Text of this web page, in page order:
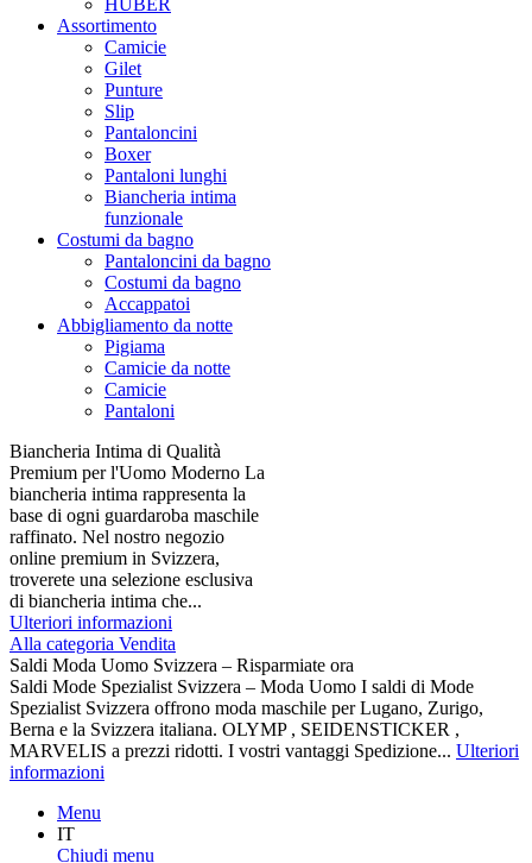
HUBER
Assortimento
Camicie
Gilet
Punture
Slip
Pantaloncini
Boxer
Pantaloni lunghi
Biancheria intima
funzionale
Costumi da bagno
Pantaloncini da bagno
Costumi da bagno
Accappatoi
Abbigliamento da notte
Pigiama
Camicie da notte
Camicie
Pantaloni
Biancheria Intima di Qualità
Premium per l'Uomo Moderno La
biancheria intima rappresenta la
base di ogni guardaroba maschile
raffinato. Nel nostro negozio
online premium in Svizzera,
troverete una selezione esclusiva
di biancheria intima che...
Ulteriori informazioni
Alla categoria Vendita
Saldi Moda Uomo Svizzera – Risparmiate ora
Saldi Mode Spezialist Svizzera – Moda Uomo I saldi di Mode
Spezialist Svizzera offrono moda maschile per Lugano, Zurigo,
Berna e la Svizzera italiana. OLYMP , SEIDENSTICKER ,
MARVELIS a prezzi ridotti. I vostri vantaggi Spedizione... Ulteriori
informazioni
Menu
IT
Chiudi menu